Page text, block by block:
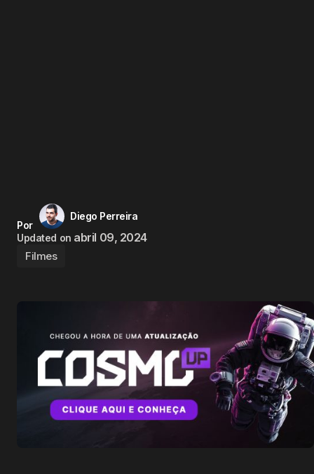
Por
Diego Perreira
Updated on abril 09, 2024
Filmes